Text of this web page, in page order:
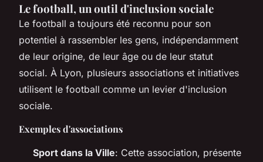
Le football, un outil d'inclusion sociale
Le football a toujours été reconnu pour son
potentiel à rassembler les gens, indépendamment
de leur origine, de leur âge ou de leur statut
social. À Lyon, plusieurs associations et initiatives
utilisent le football comme un levier d'inclusion
sociale.
Exemples d'associations
Sport dans la Ville: Cette association, présente